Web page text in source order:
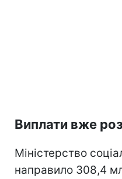
Виплати вже
Міністерство
направило 308,4